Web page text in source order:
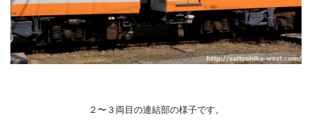
２〜３両目の連結部の様子です。